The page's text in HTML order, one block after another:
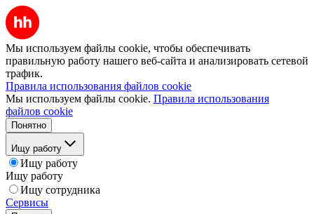
Мы используем файлы cookie, чтобы обеспечивать
правильную работу нашего веб-сайта и анализировать сетевой
трафик.
Правила использования файлов cookie
Мы используем файлы cookie. Правила использования
файлов cookie
Понятно
Ищу работу
Ищу работу
Ищу работу
Ищу сотрудника
Сервисы